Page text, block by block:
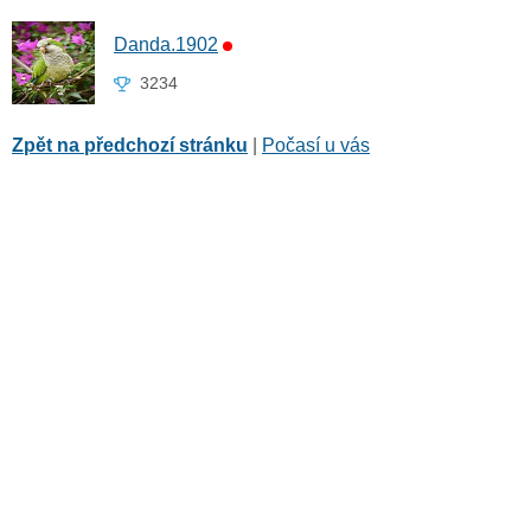
Danda.1902
3234
Zpět na předchozí stránku Počasí u vás